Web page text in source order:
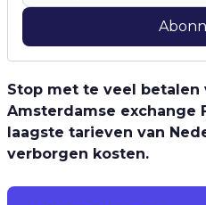
Stop met te veel betalen
Amsterdamse exchange
laagste tarieven van
verborgen kosten.